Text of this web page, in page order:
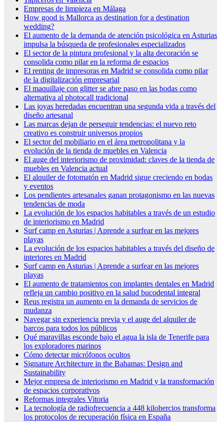
Empresas de limpieza en Málaga
How good is Mallorca as destination for a destination
wedding?
El aumento de la demanda de atención psicológica en Asturias
impulsa la búsqueda de profesionales especializados
El sector de la pintura profesional y la alta decoración se
consolida como pilar en la reforma de espacios
El renting de impresoras en Madrid se consolida como pilar
de la digitalización empresarial
El maquillaje con glitter se abre paso en las bodas como
alternativa al photocall tradicional
Las joyas heredadas encuentran una segunda vida a través del
diseño artesanal
Las marcas dejan de perseguir tendencias: el nuevo reto
creativo es construir universos propios
El sector del mobiliario en el área metropolitana y la
evolución de la tienda de muebles en Valencia
El auge del interiorismo de proximidad: claves de la tienda de
muebles en Valencia actual
El alquiler de fotomatón en Madrid sigue creciendo en bodas
y eventos
Los pendientes artesanales ganan protagonismo en las nuevas
tendencias de moda
La evolución de los espacios habitables a través de un estudio
de interiorismo en Madrid
Surf camp en Asturias | Aprende a surfear en las mejores
playas
La evolución de los espacios habitables a través del diseño de
interiores en Madrid
Surf camp en Asturias | Aprende a surfear en las mejores
playas
El aumento de tratamientos con implantes dentales en Madrid
refleja un cambio positivo en la salud bucodental integral
Reus registra un aumento en la demanda de servicios de
mudanza
Navegar sin experiencia previa y el auge del alquiler de
barcos para todos los públicos
Qué maravillas esconde bajo el agua la isla de Tenerife para
los exploradores marinos
Cómo detectar micrófonos ocultos
Signature Architecture in the Bahamas: Design and
Sustainability
Mejor empresa de interiorismo en Madrid y la transformación
de espacios corporativos
Reformas integrales Vitoria
La tecnología de radiofrecuencia a 448 kilohercios transforma
los protocolos de recuperación física en España